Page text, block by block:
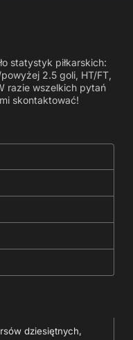
statystyk piłkarskich:
2.5 goli, HT/FT,
razie wszelkich pytań
skontaktować!
dziesiętnych,